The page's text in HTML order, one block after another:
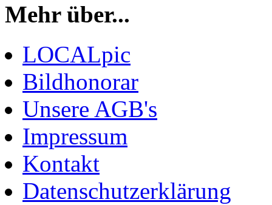
Mehr über...
LOCALpic
Bildhonorar
Unsere AGB's
Impressum
Kontakt
Datenschutzerklärung